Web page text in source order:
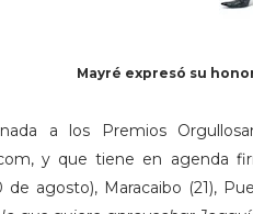
Mayré expresó su
a los Premios
y que tiene en agenda
de agosto), Maracaibo (21),